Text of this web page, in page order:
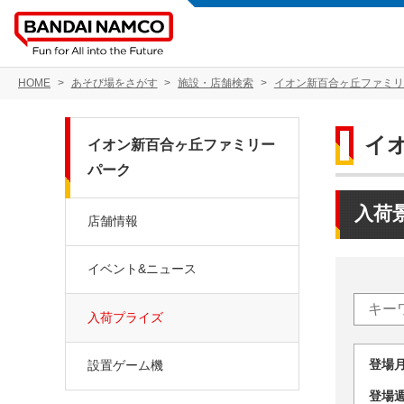
HOME あそび場をさがす 施設・店舗検索 イオン新百合ヶ丘ファミ
イ
入荷
登
登
イオン新百合ヶ丘ファミリー
パーク
店舗情報
イベント&ニュース
入荷プライズ
設置ゲーム機